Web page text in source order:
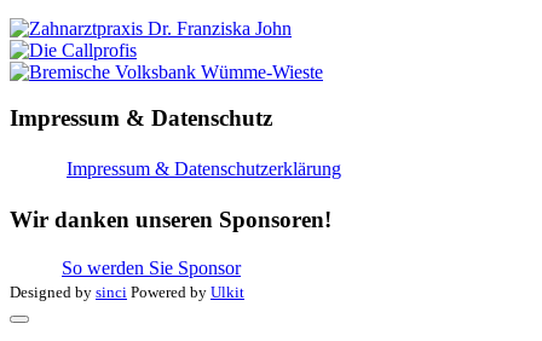
Impressum & Datenschutz
Impressum & Datenschutzerklärung
Wir danken unseren Sponsoren!
So werden Sie Sponsor
Designed by sinci Powered by Ulkit